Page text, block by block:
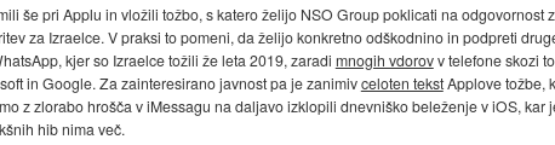
še pri Applu in vložili tožbo, s katero želijo NSO Group poklicati na
za Izraelce. V praksi to pomeni, da želijo konkretno odškodnino in podpreti
kjer so Izraelce tožili že leta 2019, zaradi mnogih vdorovv telefone skozi
in Google. Za zainteresirano javnost pa je zanimivceloten tekstApplove tožbe,
z zlorabo hrošča v iMessagu na daljavo izklopili dnevniško beleženje v iOS,
hib nima več.